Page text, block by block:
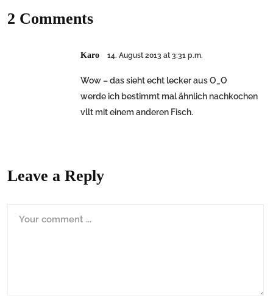
2 Comments
Karo 14. August 2013 at 3:31 p.m.
Wow – das sieht echt lecker aus O_O
werde ich bestimmt mal ähnlich nachkochen
vllt mit einem anderen Fisch.
Leave a Reply